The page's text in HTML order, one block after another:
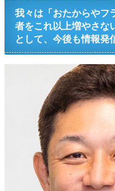
我々は「おたからやフ
者をこれ以上増やさな
として、今後も情報発